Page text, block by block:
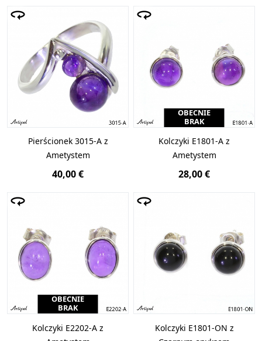
Pierścionek 3015-A z
Ametystem
40,00 €
OBECNIE
BRAK
Kolczyki E1801-A z
Ametystem
28,00 €
OBECNIE
BRAK
Kolczyki E2202-A z
Kolczyki E1801-ON z